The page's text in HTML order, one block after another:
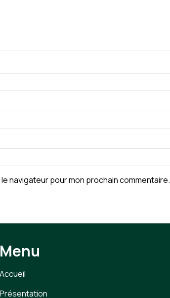
navigateur pour mon prochain commentaire.
Menu
Accueil
Présentation